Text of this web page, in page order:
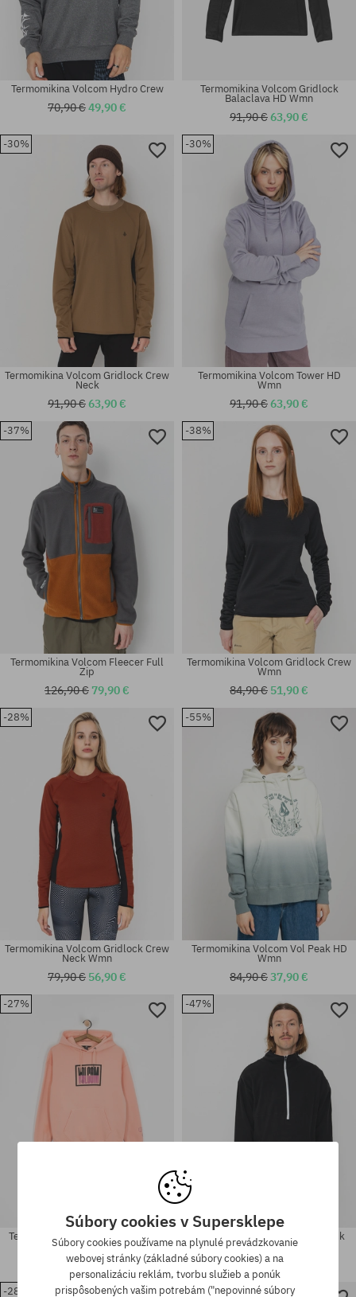
Dostupné veľkosti:
Dostupné veľkosti:
Dostupné veľkosti:
S; M; L; XL; XXL
Termomikina Volcom Hydro Crew
70,90 €49,90 €
Dostupné veľkosti:
Termomikina Volcom Gridlock
Balaclava HD Wmn
91,90 €63,90 €
-30%
Dostupné veľkosti:
Termomikina Volcom Gridlock Crew
Neck
91,90 €63,90 €
-30%
Dostupné veľkosti:
Termomikina Volcom Tower HD
Wmn
91,90 €63,90 €
-37%
Dostupné veľkosti:
Termomikina Volcom Fleecer Full
Zip
126,90 € 79,90 €
-38%
Dostupné veľkosti:
Termomikina Volcom Gridlock Crew
Wmn
84,90 € 51,90 €
-28%
Termomikina Volcom Gridlock Crew
Neck Wmn
79,90 € 56,90 €
-55%
Termomikina Volcom Vol Peak HD
Wmn
84,90 €37,90 €
-27%
Termomikina Volcom Essential HD
Wmn
75,90 € 54,90 €
-47%
Termomikina Volcom Polar Mock
1/2 Zip
112,90 € 58,90 €
-28% -28%
Súbory cookies v Supersklepe
Súbory cookies používame na plynulé prevádzkovanie
webovej stránky (základné súbory cookies) a na
personalizáciu reklám, tvorbu služieb a ponúk
prispôsobených vašim potrebám ("nepovinné súbory